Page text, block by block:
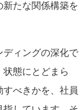
新たな関係構築を
ディングの深化で
態にとどまら
べきかを、社員